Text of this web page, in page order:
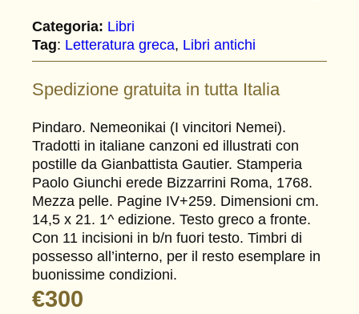
Categoria: Libri
Tag: Letteratura greca, Libri antichi
Spedizione gratuita in tutta Italia
Pindaro. Nemeonikai (I vincitori Nemei).
Tradotti in italiane canzoni ed illustrati con
postille da Gianbattista Gautier. Stamperia
Paolo Giunchi erede Bizzarrini Roma, 1768.
Mezza pelle. Pagine IV+259. Dimensioni cm.
14,5 x 21. 1^ edizione. Testo greco a fronte.
Con 11 incisioni in b/n fuori testo. Timbri di
possesso all’interno, per il resto esemplare in
buonissime condizioni.
€300